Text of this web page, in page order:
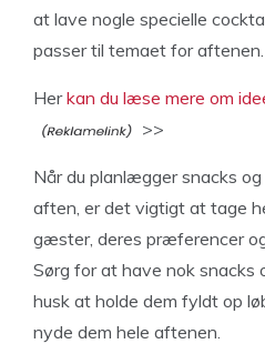
at lave nogle specielle
passer til temaet for aftenen.
Herkan du læse mere om
>>
Når du planlægger snacks
aften, er det vigtigt at tage
gæster, deres præferencer
Sørg for at have nok snacks
husk at holde dem fyldt op
nyde dem hele aftenen.